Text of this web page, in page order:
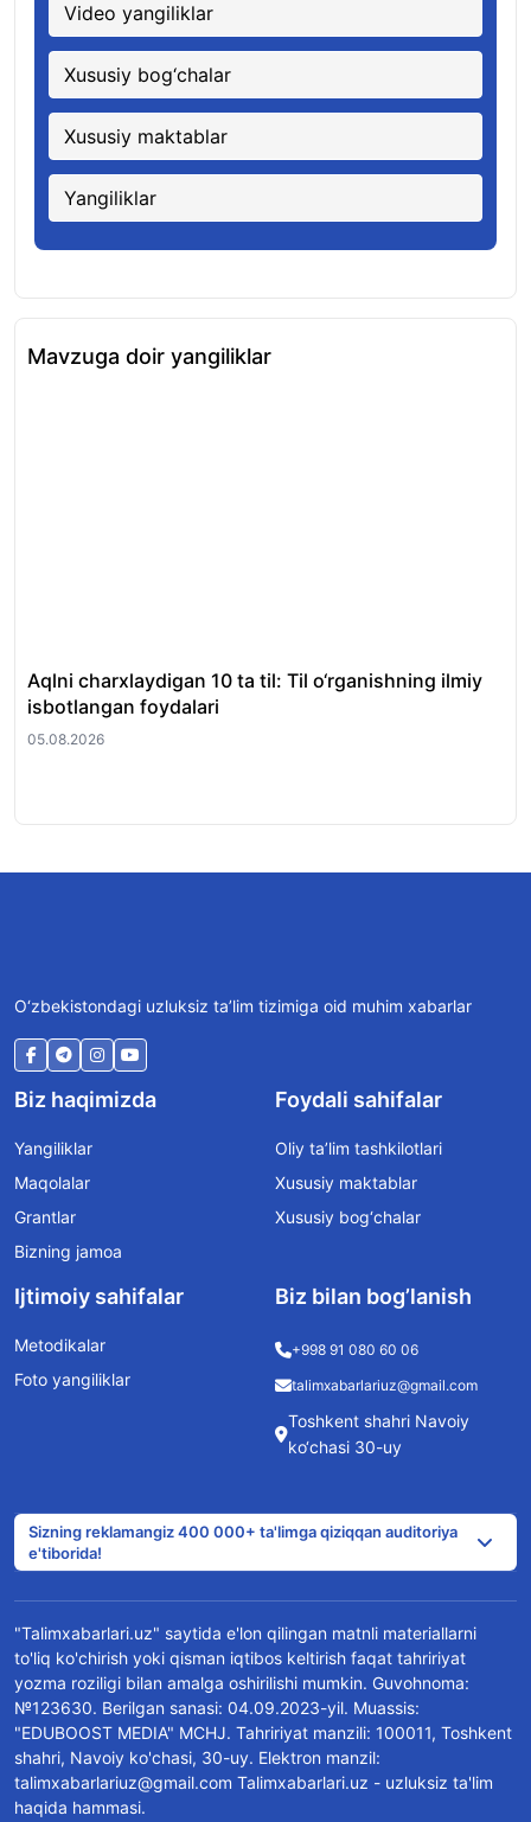
Video yangiliklar
Xususiy bog‘chalar
Xususiy maktablar
Yangiliklar
Mavzuga doir yangiliklar
Aqlni charxlaydigan 10 ta til: Til o‘rganishning ilmiy
isbotlangan foydalari
05.08.2026
O‘zbekistondagi uzluksiz ta’lim tizimiga oid muhim xabarlar
Biz haqimizda
Yangiliklar
Maqolalar
Grantlar
Bizning jamoa
Foydali sahifalar
Oliy ta’lim tashkilotlari
Xususiy maktablar
Xususiy bog‘chalar
Ijtimoiy sahifalar
Metodikalar
Foto yangiliklar
Biz bilan bog’lanish
+998 91 080 60 06
talimxabarlariuz@gmail.com
Toshkent shahri Navoiy
ko‘chasi 30-uy
Sizning reklamangiz 400 000+ ta'limga qiziqqan auditoriya
e'tiborida!
"Talimxabarlari.uz" saytida e'lon qilingan matnli materiallarni
to'liq ko'chirish yoki qisman iqtibos keltirish faqat tahririyat
yozma roziligi bilan amalga oshirilishi mumkin. Guvohnoma:
№123630. Berilgan sanasi: 04.09.2023-yil. Muassis:
"EDUBOOST MEDIA" MCHJ. Tahririyat manzili: 100011, Toshkent
shahri, Navoiy ko'chasi, 30-uy. Elektron manzil:
talimxabarlariuz@gmail.com Talimxabarlari.uz - uzluksiz ta'lim
haqida hammasi.